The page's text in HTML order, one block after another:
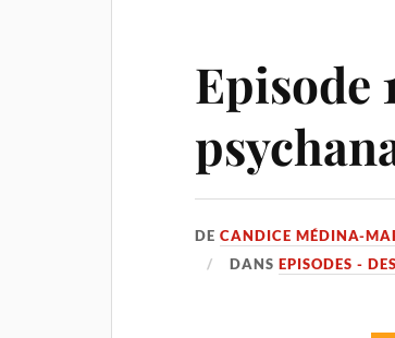
Episode
DECANDICE MÉDINA-
DANSEPISODES -